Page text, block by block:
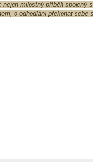
nejen milostný příběh spojený
o odhodlání překonat sebe